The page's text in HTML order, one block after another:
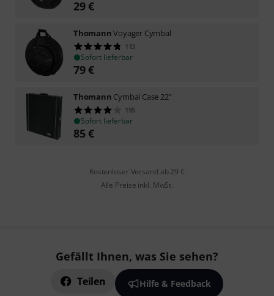
29€
ThomannVoyager Cymbal
113
Sofort lieferbar
79€
Thomann Cymbal Case 22"
195
Sofort lieferbar
85€
Kostenloser Versand ab 29 €
Alle Preise inkl. MwSt.
Gefällt Ihnen, was Sie sehen?
Teilen Hilfe & Feedback